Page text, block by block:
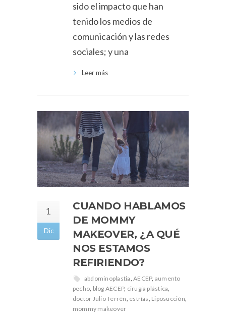
sido el impacto que han
tenido los medios de
comunicación y las redes
sociales; y una
Leer más
1
Dic
CUANDO HABLAMOS
DE MOMMY
MAKEOVER, ¿A QUÉ
NOS ESTAMOS
REFIRIENDO?
abdominoplastia,AECEP, aumento
pecho, blog AECEP, cirugía plástica,
doctor Julio Terrén, estrías, Liposucción,
mommy makeover